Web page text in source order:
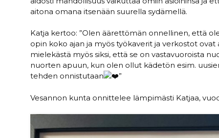
aitona omana itsenään suurella sydämellä.
Katja kertoo: ”Olen äärettömän onnellinen, että
opin koko ajan ja myös työkaverit ja verkostot
mielekästä myös siksi, että se on vastavuoroista
nuorten apuun, kun olen ollut kädetön esim.
tehden onnistutaan
”
Vesannon kunta onnittelee lämpimästi Katjaa,